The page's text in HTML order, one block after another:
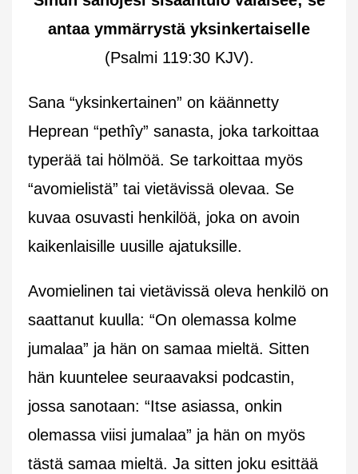
antaa ymmärrystä yksinkertaiselle
(Psalmi 119:30 KJV).
Sana “yksinkertainen” on käännetty
Heprean “pethîy” sanasta, joka tarkoittaa
typerää tai hölmöä. Se tarkoittaa myös
“avomielistä” tai vietävissä olevaa. Se
kuvaa osuvasti henkilöä, joka on avoin
kaikenlaisille uusille ajatuksille.
Avomielinen tai vietävissä oleva henkilö on
saattanut kuulla: “On olemassa kolme
jumalaa” ja hän on samaa mieltä. Sitten
hän kuuntelee seuraavaksi podcastin,
jossa sanotaan: “Itse asiassa, onkin
olemassa viisi jumalaa” ja hän on myös
tästä samaa mieltä. Ja sitten joku esittää